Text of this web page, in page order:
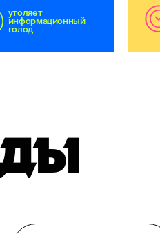
утоляет
информационный
голод